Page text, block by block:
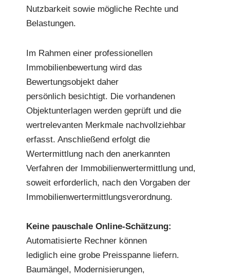
Nutzbarkeit sowie mögliche Rechte und
Belastungen.
Im Rahmen einer professionellen
Immobilienbewertung wird das
Bewertungsobjekt daher
persönlich besichtigt. Die vorhandenen
Objektunterlagen werden geprüft und die
wertrelevanten Merkmale nachvollziehbar
erfasst. Anschließend erfolgt die
Wertermittlung nach den anerkannten
Verfahren der Immobilienwertermittlung und,
soweit erforderlich, nach den Vorgaben der
Immobilienwertermittlungsverordnung.
Keine pauschale Online-Schätzung:
Automatisierte Rechner können
lediglich eine grobe Preisspanne liefern.
Baumängel, Modernisierungen,